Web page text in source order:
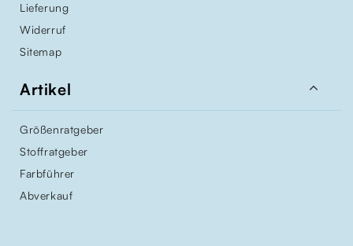
Lieferung
Widerruf
Sitemap
Artikel 
Größenratgeber
Stoffratgeber
Farbführer
Abverkauf